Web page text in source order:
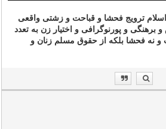
ترویج فحشا و قباحت و زشتی واقعی
و پورنوگرافی و اختیار زن به تعدد
فحشا بلکه از حقوق مسلم زنان و